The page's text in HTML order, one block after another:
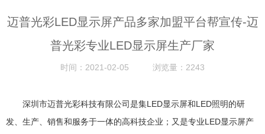
迈普光彩LED显示屏产品多家加盟平台帮宣传-迈
普光彩专业LED显示屏生产厂家
时间： 2021-02-05 浏览量： 2243
深圳市迈普光彩科技有限公司是集LED显示屏和LED照明的研
发、生产、销售和服务于一体的高科技企业；又是专业LED显示屏产